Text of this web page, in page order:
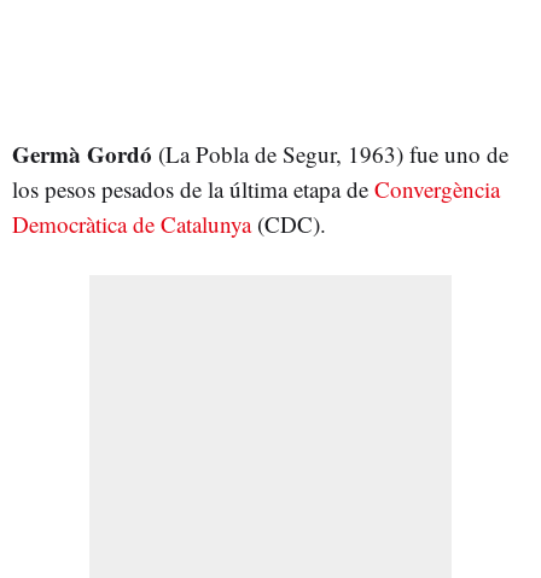
Germà Gordó (La Pobla de Segur, 1963) fue uno de
los pesos pesados de la última etapa de Convergència
Democràtica de Catalunya(CDC).